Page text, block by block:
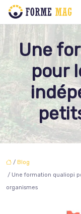
Une
pour
/ Blog
/ Une formation qualiopi
organismes